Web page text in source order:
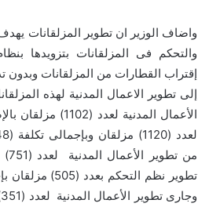
واضاف الوزير ان تطوير المزلقانات
والتحكم فى المزلقانات بتزويدها
إقتراب القطارات من المزلقانات وبدون
إلى تطوير الاعمال المدنية لهذه
الأعمال المدنية
من